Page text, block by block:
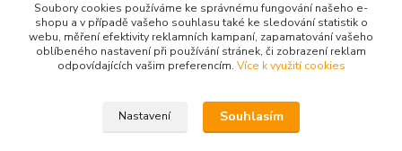
+420 481 621 329
centraly@enhlava.cz
Soubory cookies používáme ke správnému fungování našeho e-
shopu a v případě vašeho souhlasu také ke sledování statistik o
webu, měření efektivity reklamních kampaní, zapamatování vašeho
oblíbeného nastavení při používání stránek, či zobrazení reklam
odpovídajících vašim preferencím. Více k využití cookies
Nastavení Souhlasím